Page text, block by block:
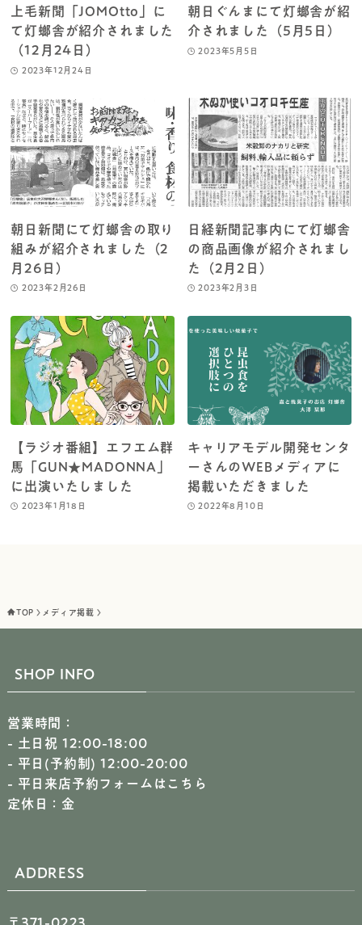
上毛新聞「JOMOtto」に
て灯螂舎が紹介されました
（12月24日）
2023年12月24日
朝日ぐんまにて灯螂舎が紹
介されました（5月5日）
2023年5月5日
朝日新聞にて灯螂舎の取り
組みが紹介されました（2
月26日）
2023年2月26日
日経新聞記事内にて灯螂舎
の商品画像が紹介されまし
た（2月2日）
2023年2月3日
【ラジオ番組】エフエム群
馬「GUN★MADONNA」
に出演いたしました
2023年1月18日
キャリアモデル開発センタ
ーさんのWEBメディアに
掲載いただきました
2022年8月10日
TOP メディア掲載
SHOP INFO
営業時間：
- 土日祝 12:00-18:00
- 平日(予約制) 12:00-20:00
- 平日来店予約フォームはこちら
定休日：金
ADDRESS
〒371-0223